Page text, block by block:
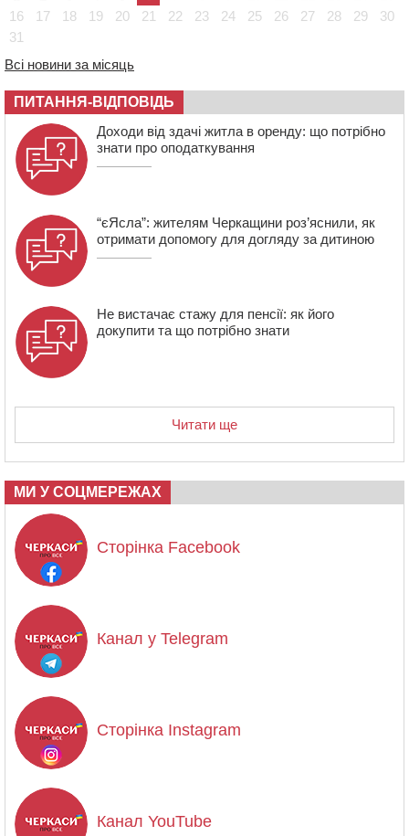
20:28
Наступні два дні на Черкащині прогнозують пік
19:30
Проєкт просторового розвитку Корсунь-
Шевченківської громади рекомендували до
погодження
18:45 У Звенигородці влада заборонила проводити масові
заходи
18:07 Боксерка з Черкащини готується до чемпіонату
Європи серед молоді
16
17 18 19 20 21 22 23 24 25 26 27 28 29
30
31
Всі новини за місяць
ПИТАННЯ-ВІДПОВІДЬ
Доходи від здачі житла в оренду: що потрібно
знати про оподаткування
“єЯсла”: жителям Черкащини роз’яснили, як
отримати допомогу для догляду за дитиною
Не вистачає стажу для пенсії: як його
докупити та що потрібно знати
Читати ще
МИ У СОЦМЕРЕЖАХ
Сторінка Facebook
Канал у Telegram
Сторінка Instagram
Канал YouTube